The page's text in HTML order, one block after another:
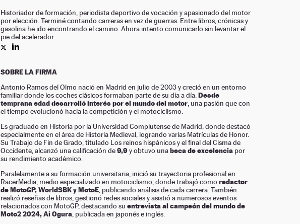
Historiador de formación, periodista deportivo de vocación y apasionado del motor
por elección. Terminé contando carreras en vez de guerras. Entre libros, crónicas y
gasolina he ido encontrando el camino. Ahora intento comunicarlo sin levantar el
pie del acelerador.
SOBRE LA FIRMA
Antonio Ramos del Olmo nació en Madrid en julio de 2003 y creció en un entorno
familiar donde los coches clásicos formaban parte de su día a día. Desde
temprana edad desarrolló interés por el mundo del motor , una pasión que con
el tiempo evolucionó hacia la competición y el motociclismo.
Es graduado en Historia por la Universidad Complutense de Madrid, donde destacó
especialmente en el área de Historia Medieval, logrando varias Matrículas de Honor.
Su Trabajo de Fin de Grado, titulado Los reinos hispánicos y el final del Cisma de
Occidente, alcanzó una calificación de9,9y obtuvo unabeca de excelencia por
su rendimiento académico.
Paralelamente a su formación universitaria, inició su trayectoria profesional en
RacerMedia, medio especializado en motociclismo, donde trabajó comoredactor
de MotoGP, WorldSBK y MotoE , publicando análisis de cada carrera. También
realizó reseñas de libros, gestionó redes sociales y asistió a numerosos eventos
relacionados con MotoGP, destacando su entrevista al campeón del mundo de
Moto2 2024, Ai Ogura , publicada en japonés e inglés.